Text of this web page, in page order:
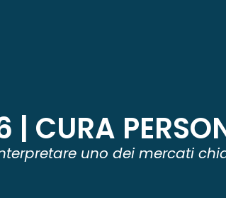
| CURA
uno dei mercati